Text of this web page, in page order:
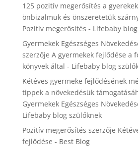
125 pozitív megerősítés a
önbizalmuk és önszeretetük
Pozitív megerősítés - Lifebaby
Gyermekek Egészséges
szerzője A gyermekek fejlődése a
könyvek által - Lifebaby blog
Kétéves gyermeke fejlődésének
tippek a növekedésük
Gyermekek Egészséges
Lifebaby blog szülőknek
Pozitív megerősítés szerzője
fejlődése - Best Blog